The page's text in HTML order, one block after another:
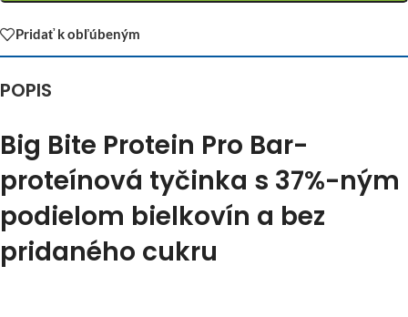
Pridať k obľúbeným
POPIS
Big Bite Protein Pro Bar-
proteínová tyčinka s 37%-ným
podielom bielkovín a bez
pridaného cukru